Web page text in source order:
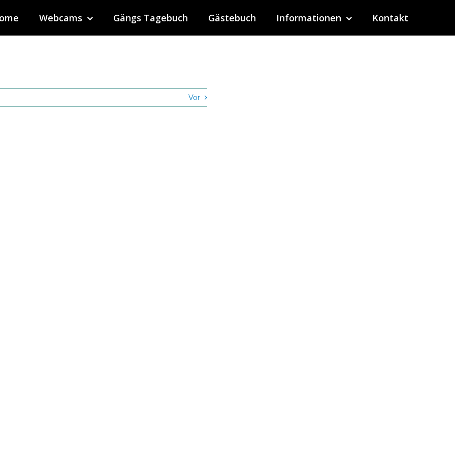
Webcams Gängs Tagebuch Gästebuch Informationen Kontakt
Vor